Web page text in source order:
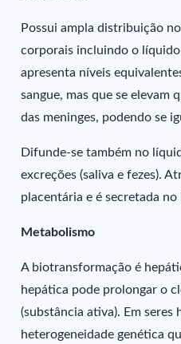
Possui ampla distribuição
corporais incluindo o
apresenta níveis
sangue, mas que se elevam
das meninges, podendo se
Difunde-se também no
excreções (saliva e fezes).
placentária e é secretada no
Metabolismo
A biotransformação é
hepática pode prolongar o
(substância ativa). Em seres
heterogeneidade genética